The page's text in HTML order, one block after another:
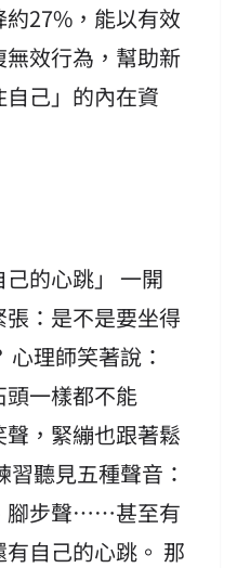
約27%，能以有效
效行為，幫助新
己」的內在資
的心跳」 一開
：是不是要坐得
理師笑著說：
頭一樣都不能
，緊繃也跟著鬆
聽見五種聲音：
腳步聲……甚至有
自己的心跳。 那